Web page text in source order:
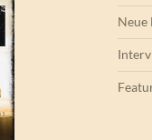
Neue